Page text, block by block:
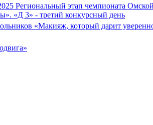
Региональный этап чемпионата
«Д 3» - третий конкурсный день
«Макияж, который дарит